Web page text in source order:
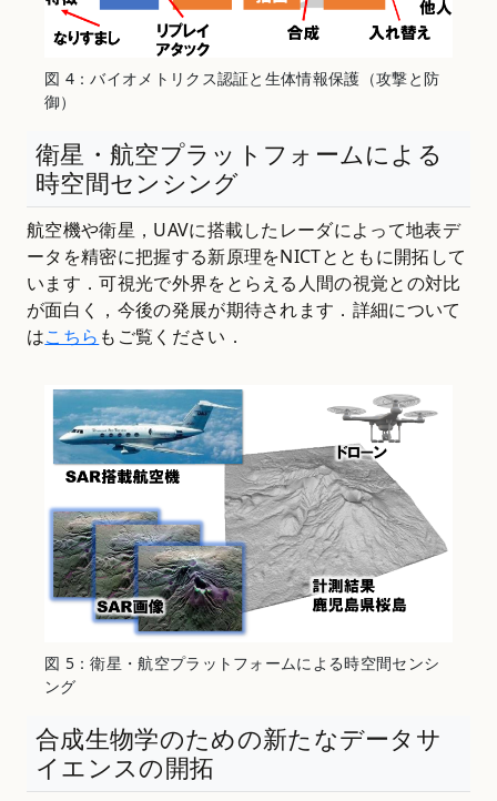
図 4：バイオメトリクス認証と生体情報保護（攻撃と防
御）
衛星・航空プラットフォームによる
時空間センシング
航空機や衛星，UAVに搭載したレーダによって地表デ
ータを精密に把握する新原理をNICTとともに開拓して
います．可視光で外界をとらえる人間の視覚との対比
が面白く，今後の発展が期待されます．詳細について
はこちら もご覧ください．
図 5：衛星・航空プラットフォームによる時空間センシ
ング
合成生物学のための新たなデータサ
イエンスの開拓